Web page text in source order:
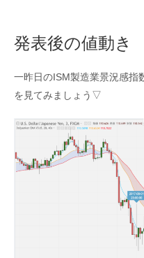
発表後の値動き
一昨日のISM製造業景況感指
を見てみましょう▽